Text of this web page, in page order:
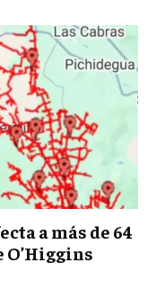
a más de 64